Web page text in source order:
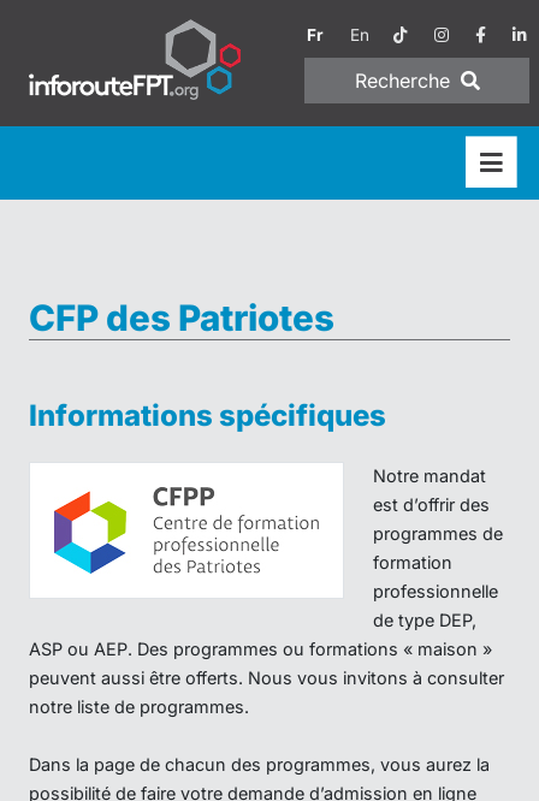
Fr En
Recherche
CFP des Patriotes
Informations spécifiques
Notre mandat
est d’offrir des
programmes de
formation
professionnelle
de type DEP,
ASP ou AEP. Des programmes ou formations « maison »
peuvent aussi être offerts. Nous vous invitons à consulter
notre liste de programmes.
Dans la page de chacun des programmes, vous aurez la
possibilité de faire votre demande d’admission en ligne